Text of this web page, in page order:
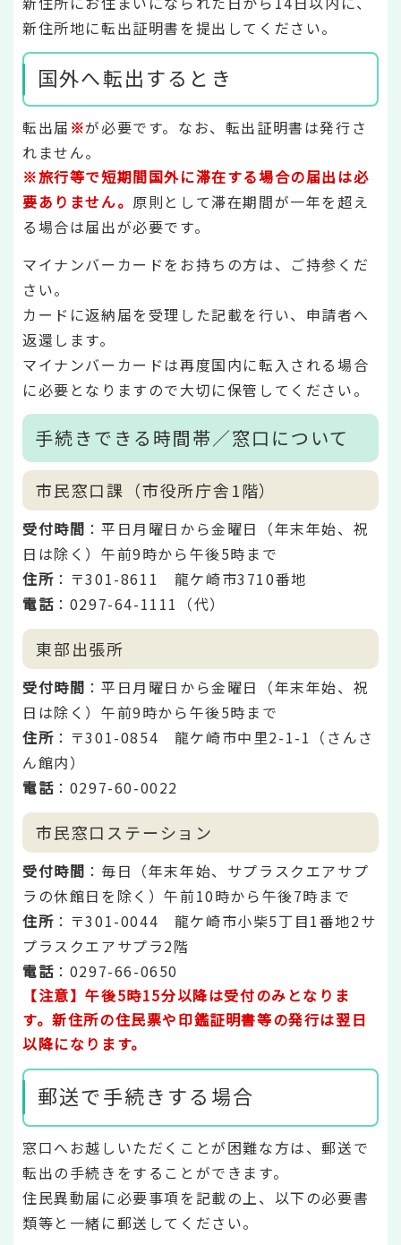
新住所地に転出証明書を提出してください。
国外へ転出するとき
転出届 ※が必要です。なお、転出証明書は発行さ
れません。
※旅行等で短期間国外に滞在する場合の届出は必
要ありません。 原則として滞在期間が一年を超え
る場合は届出が必要です。
マイナンバーカードをお持ちの方は、ご持参くだ
さい。
カードに返納届を受理した記載を行い、申請者へ
返還します。
マイナンバーカードは再度国内に転入される場合
に必要となりますので大切に保管してください。
手続きできる時間帯／窓口について
市民窓口課（市役所庁舎1階）
受付時間 ：平日月曜日から金曜日（年末年始、祝
日は除く）午前9時から午後5時まで
住所 ：〒301-8611 龍ケ崎市3710番地
電話 ：0297-64-1111（代）
東部出張所
受付時間 ：平日月曜日から金曜日（年末年始、祝
日は除く）午前9時から午後5時まで
住所 ：〒301-0854 龍ケ崎市中里2-1-1（さんさ
ん館内）
電話 ：0297-60-0022
市民窓口ステーション
受付時間 ：毎日（年末年始、サプラスクエアサプ
ラの休館日を除く）午前10時から午後7時まで
住所 ：〒301-0044 龍ケ崎市小柴5丁目1番地2サ
プラスクエアサプラ2階
電話 ：0297-66-0650
【注意】午後5時15分以降は受付のみとなりま
す。新住所の住民票や印鑑証明書等の発行は翌日
以降になります。
郵送で手続きする場合
窓口へお越しいただくことが困難な方は、郵送で
転出の手続きをすることができます。
住民異動届に必要事項を記載の上、以下の必要書
類等と一緒に郵送してください。